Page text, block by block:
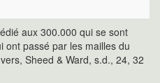
aux 300.000 qui se sont
ont passé par les mailles du
Sheed & Ward, s.d., 24, 32